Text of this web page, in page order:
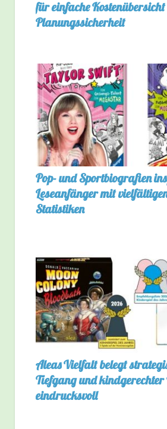
für einfache
Planungssicherheit
Pop- und Sportbiografien
Leseanfänger mit
Statistiken
Aleas Vielfalt belegt
Tiefgang und kindgerechter
eindrucksvoll